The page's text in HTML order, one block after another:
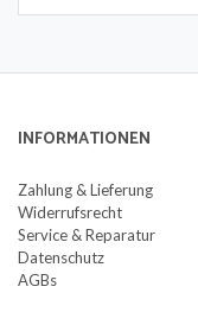
INFORMATIONEN
Zahlung & Lieferung
Widerrufsrecht
Service & Reparatur
Datenschutz
AGBs